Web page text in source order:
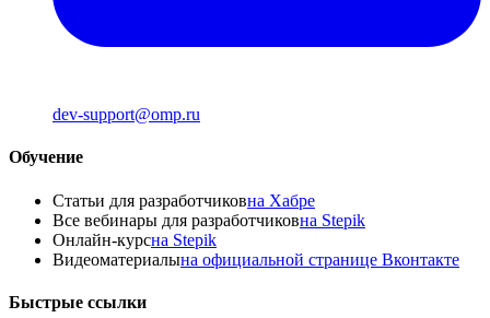
dev-support@omp.ru
Обучение
Статьи для разработчиковна Хабре
Все вебинары для разработчиковна Stepik
Онлайн-курсна Stepik
Видеоматериалына официальной странице Вконтакте
Быстрые ссылки